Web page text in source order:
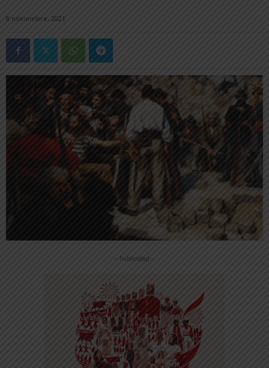
8 noviembre, 2021
-- Publicidad --